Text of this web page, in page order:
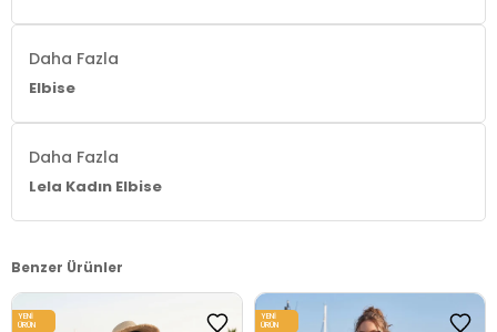
Daha Fazla
Elbise
Daha Fazla
Lela Kadın Elbise
Benzer Ürünler
YENI
ÜRÜN
YENI
ÜRÜN